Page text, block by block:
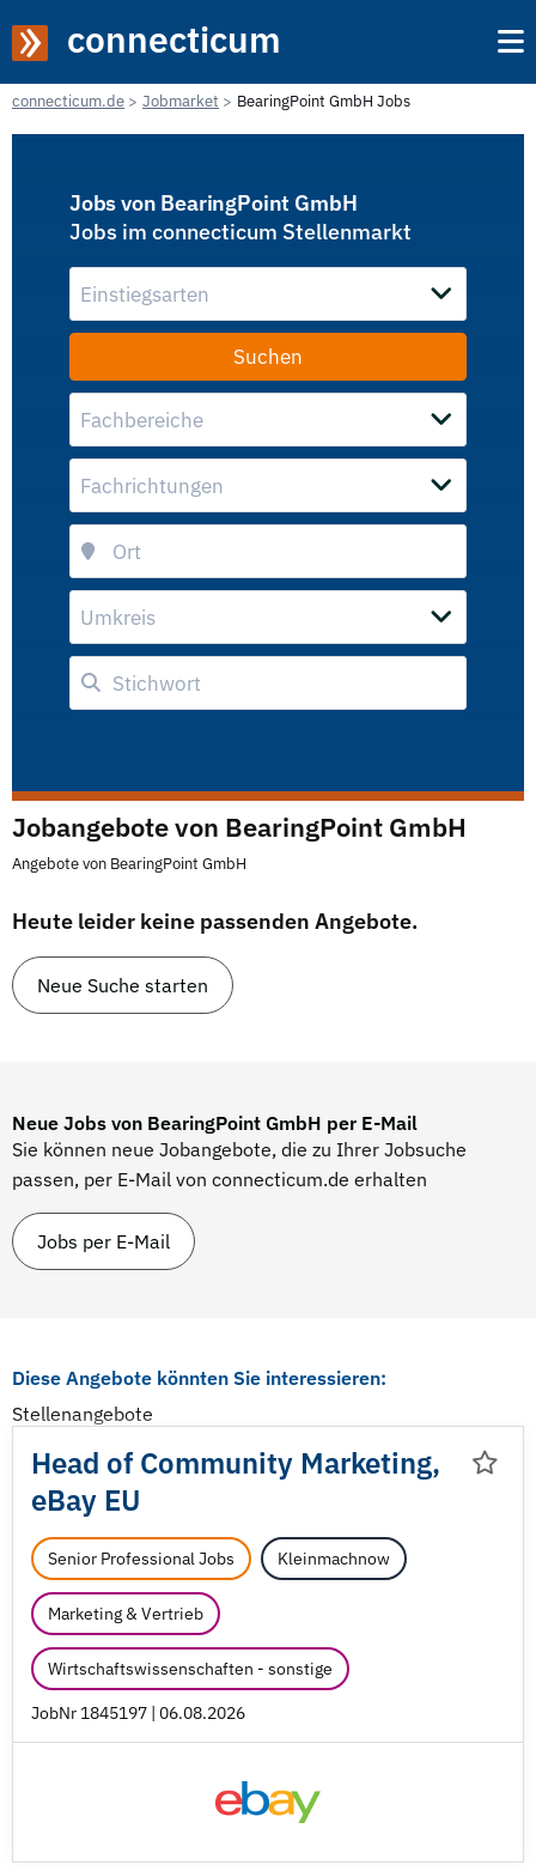
connecticum
connecticum.de Jobmarket BearingPoint GmbH Jobs
Jobs von BearingPoint GmbH
Jobs im connecticum Stellenmarkt
Einstiegsarten
Fachbereiche
Fachrichtungen
Umkreis
Jobangebote von BearingPoint GmbH
Angebote von BearingPoint GmbH
Heute leider keine passenden Angebote.
Neue Suche starten
Neue Jobs von BearingPoint GmbH per E-Mail
Sie können neue Jobangebote, die zu Ihrer Jobsuche
passen, per E-Mail von connecticum.de erhalten
Jobs per E-Mail
Diese Angebote könnten Sie interessieren:
Stellenangebote
Head of Community Marketing,
eBay EU
Senior Professional Jobs Kleinmachnow
Marketing & Vertrieb
Wirtschaftswissenschaften - sonstige
JobNr 1845197 | 06.08.2026